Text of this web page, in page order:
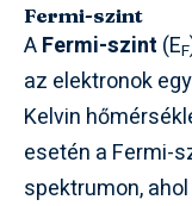
Fermi-szint
AFermi-szint (EF
az elektronok
Kelvin
esetén a Fermi-
spektrumon,